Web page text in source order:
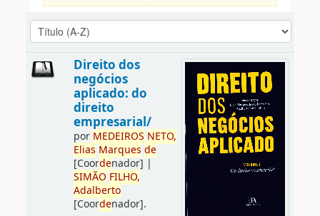
Direito dos
negócios
aplicado: do
direito
empresarial/
por MEDEIROS NETO,
Elias Marques de
[Coordenador] |
SIMÃO FILHO,
Adalberto
[Coordenador].